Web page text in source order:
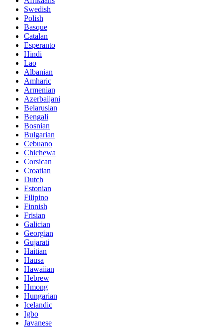
Swedish
Polish
Basque
Catalan
Esperanto
Hindi
Lao
Albanian
Amharic
Armenian
Azerbaijani
Belarusian
Bengali
Bosnian
Bulgarian
Cebuano
Chichewa
Corsican
Croatian
Dutch
Estonian
Filipino
Finnish
Frisian
Galician
Georgian
Gujarati
Haitian
Hausa
Hawaiian
Hebrew
Hmong
Hungarian
Icelandic
Igbo
Javanese